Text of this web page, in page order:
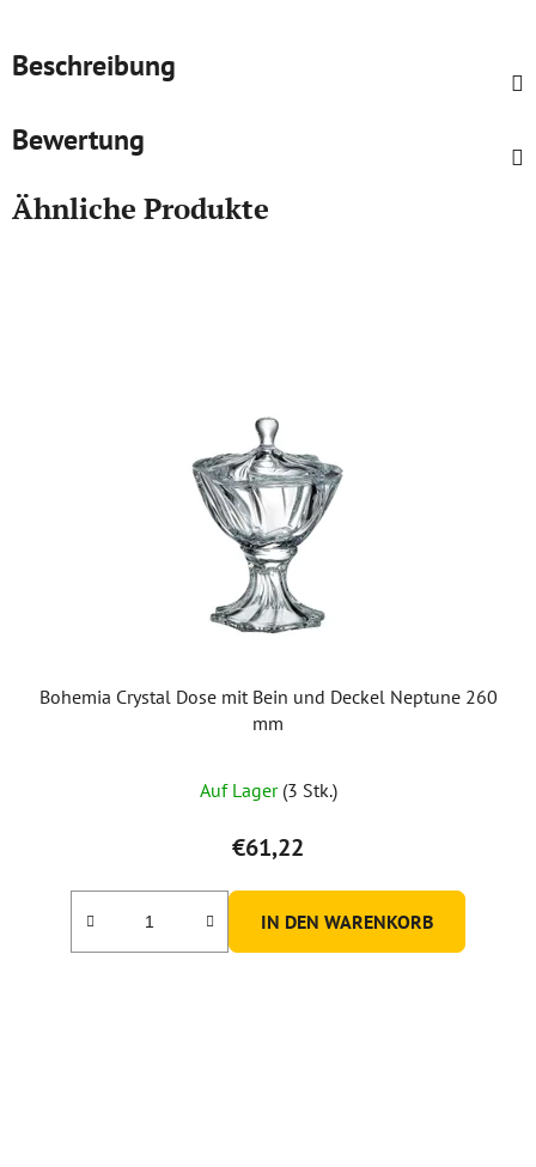
Beschreibung
Bewertung
Ähnliche Produkte
Bohemia Crystal Dose mit Bein und Deckel Neptune 260
mm
Auf Lager (3 Stk.)
€61,22
IN DEN WARENKORB